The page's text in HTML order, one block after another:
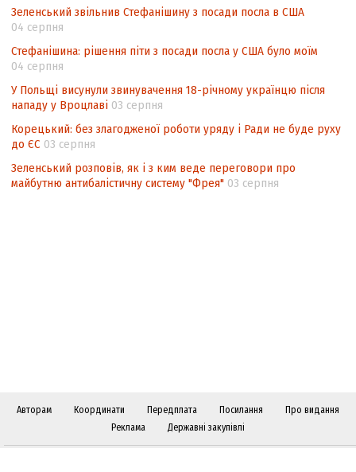
Зеленський звільнив Стефанішину з посади посла в США
04 серпня
Стефанішина: рішення піти з посади посла у США було моїм
04 серпня
У Польщі висунули звинувачення 18-річному українцю після
нападу у Вроцлаві 03 серпня
Корецький: без злагодженої роботи уряду і Ради не буде руху
до ЄС 03 серпня
Зеленський розповів, як і з ким веде переговори про
майбутню антибалістичну систему "Фрея" 03 серпня
Авторам Координати Передплата Посилання
Про видання
Реклама
Державні закупівлі